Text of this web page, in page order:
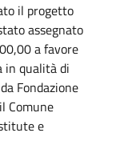
il progetto
assegnato
a favore
in qualità di
Fondazione
Comune
e